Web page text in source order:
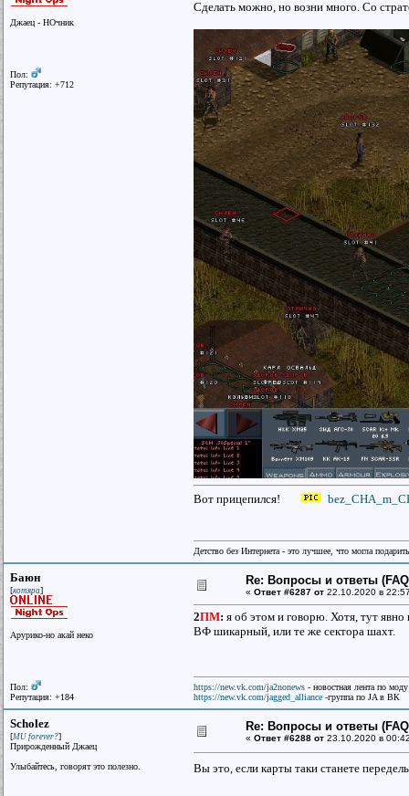
Джаец - НОчник
Пол:
Репутация: +712
Сделать можно, но возни много. Со
Вот прицепился!
Детство без Интернета - это лучшее, что могла
Баюн
[котяра]
Арурико-но акай неко
Пол:
Репутация: +184
Re: Вопросы и ответы
« Ответ #6287 от 22.10.2020 в
2ПМ: я об этом и говорю. Хотя, тут
ВФ шикарный, или те же сектора шахт.
https://new.vk.com/ja2nonews - новостная лента по
https://new.vk.com/jagged_alliance -группа по JA в ВК
Scholez
[MU forever?]
Прирожденный Джаец
Улыбайтесь, говорят это полезно.
Re: Вопросы и ответы
« Ответ #6288 от 23.10.2020 в
Вы это, если карты таки станете